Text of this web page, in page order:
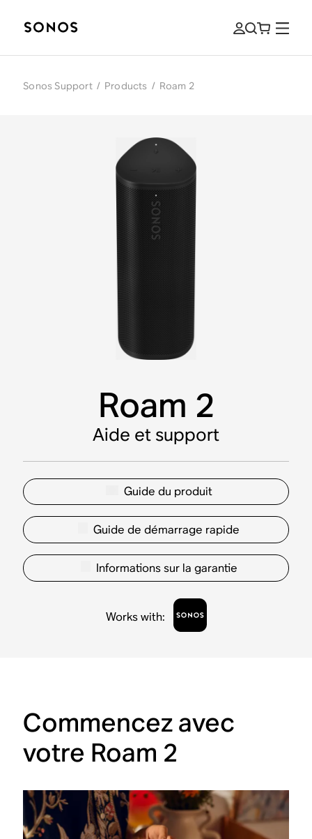
Sonos Support / Products / Roam 2
Roam 2
Aide et support
Guide du produit
Guide de démarrage rapide
Informations sur la garantie
Works with:
Commencez avec
votre Roam 2